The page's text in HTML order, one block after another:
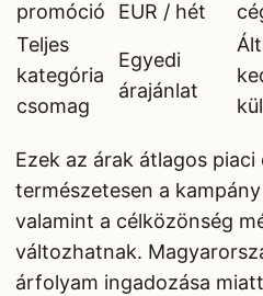
promóció EUR / hét
Teljes
kategória
csomag
Egyedi
árajánlat
Ezek az árak átlagos
természetesen a
valamint a célközönség
változhatnak.
árfolyam ingadozása